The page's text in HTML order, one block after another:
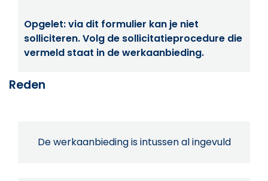
Opgelet: via dit formulier kan je niet
solliciteren. Volg de sollicitatieprocedure die
vermeld staat in de werkaanbieding.
Reden
De werkaanbieding is intussen al ingevuld